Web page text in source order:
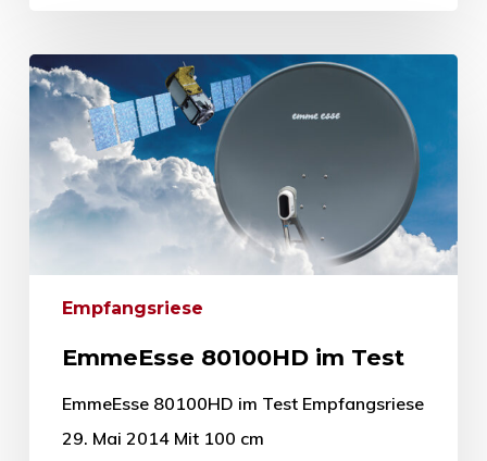
Empfangsriese
EmmeEsse 80100HD im Test
EmmeEsse 80100HD im Test Empfangsriese
29. Mai 2014 Mit 100 cm